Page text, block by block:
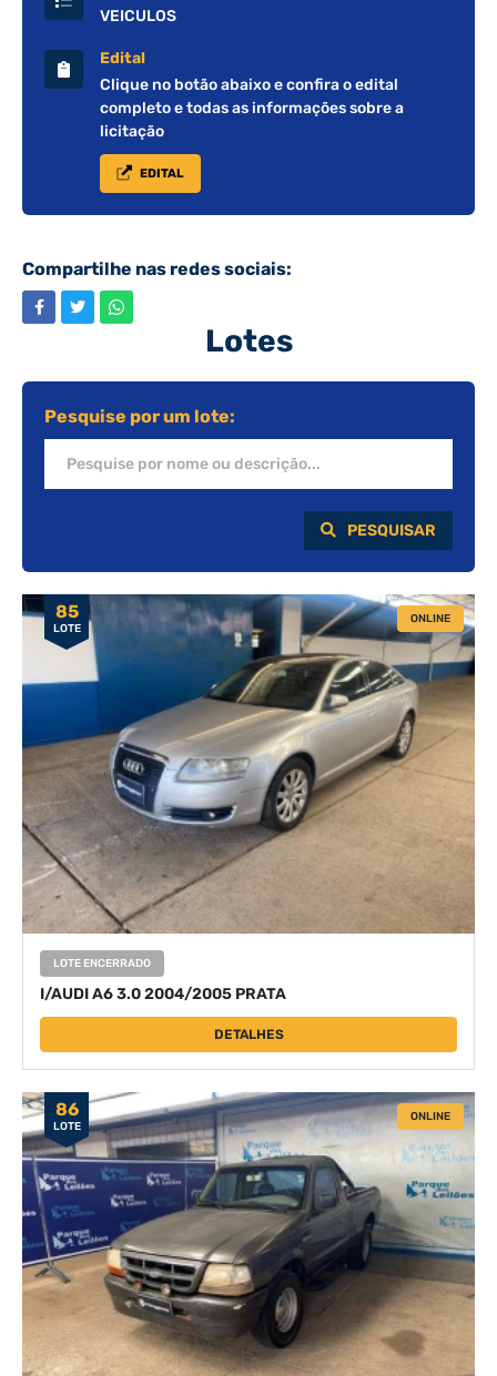
VEICULOS
Edital
Clique no botão abaixo e confira o edital
completo e todas as informações sobre a
licitação
EDITAL
Compartilhe nas redes sociais:
Lotes
Pesquise por um lote:
PESQUISAR
85
LOTE
ONLINE
LOTE ENCERRADO
I/AUDI A6 3.0 2004/2005 PRATA
DETALHES
86
LOTE
ONLINE